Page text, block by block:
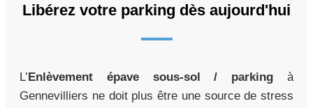
Libérez votre parking dès aujourd'hui
L’Enlèvement épave sous-sol / parking à
Gennevilliers ne doit plus être une source de stress